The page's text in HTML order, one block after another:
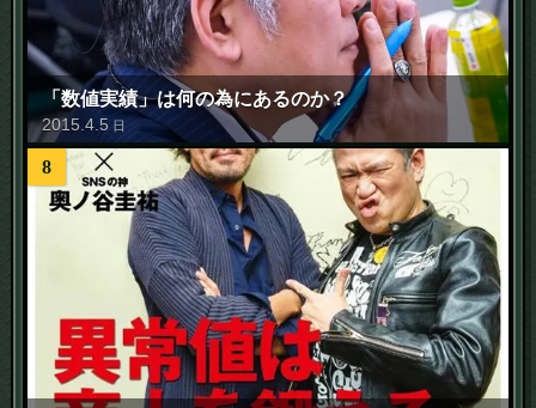
「数値実績」は何の為にあるのか？
2015 .4 .5 日
8